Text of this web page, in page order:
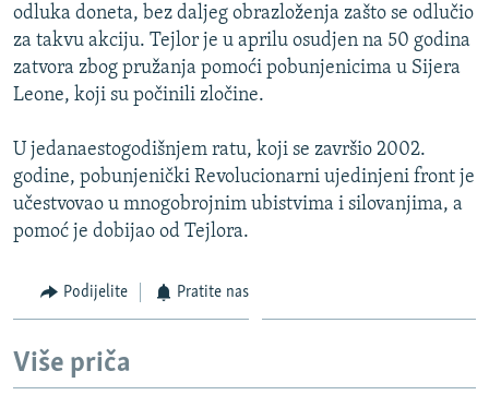
DNEVNO@RSE
SPECIJALI RSE
VIŠE OD NASLOVA
GENOCID U SREBRENICI
POPLAVE I KLIZIŠTA U BIH 2024.
TV LIBERTY
MOJA EVROPA
SVE KARTE DEJTONA
Sve RFE/RL stranice
odluka doneta, bez daljeg obrazloženja zašto se odlučio
za takvu akciju. Tejlor je u aprilu osudjen na 50 godina
zatvora zbog pružanja pomoći pobunjenicima u Sijera
Leone, koji su počinili zločine.
U jedanaestogodišnjem ratu, koji se završio 2002.
godine, pobunjenički Revolucionarni ujedinjeni front je
učestvovao u mnogobrojnim ubistvima i silovanjima, a
pomoć je dobijao od Tejlora.
Podijelite Pratite nas
Više priča